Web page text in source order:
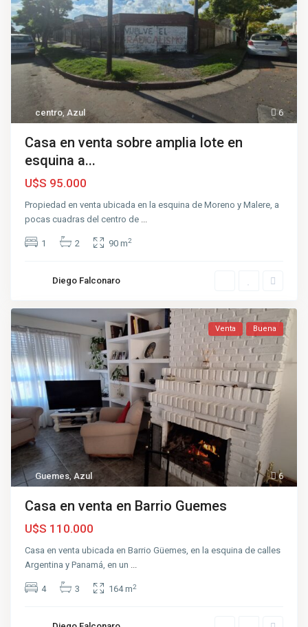
6
centro,Azul
Casa en venta sobre amplia lote en
esquina a...
U$S 95.000
Propiedad en venta ubicada en la esquina de Moreno y Malere, a
pocas cuadras del centro de
1 2 90 m2
Diego Falconaro
6
Guemes,Azul
Venta Buena
Casa en venta en Barrio Guemes
U$S 110.000
Casa en venta ubicada en Barrio Güemes, en la esquina de calles
Argentina y Panamá, en un ...
4 3 164 m2